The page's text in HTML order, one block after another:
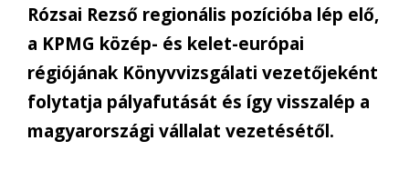
Rózsai Rezső regionális pozícióba lép elő,
a KPMG közép- és kelet-európai
régiójának Könyvvizsgálati vezetőjeként
folytatja pályafutását és így visszalép a
magyarországi vállalat vezetésétől.